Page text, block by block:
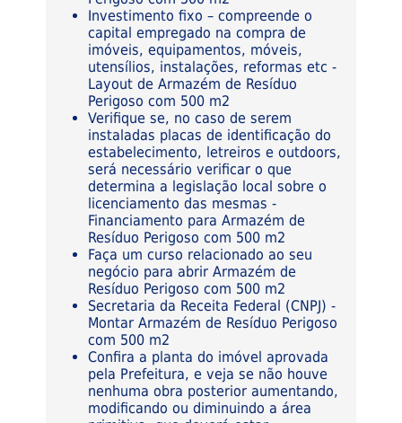
Investimento fixo – compreende o
capital empregado na compra de
imóveis, equipamentos, móveis,
utensílios, instalações, reformas etc -
Layout de Armazém de Resíduo
Perigoso com 500 m2
Verifique se, no caso de serem
instaladas placas de identificação do
estabelecimento, letreiros e outdoors,
será necessário verificar o que
determina a legislação local sobre o
licenciamento das mesmas -
Financiamento para Armazém de
Resíduo Perigoso com 500 m2
Faça um curso relacionado ao seu
negócio para abrir Armazém de
Resíduo Perigoso com 500 m2
Secretaria da Receita Federal (CNPJ) -
Montar Armazém de Resíduo Perigoso
com 500 m2
Confira a planta do imóvel aprovada
pela Prefeitura, e veja se não houve
nenhuma obra posterior aumentando,
modificando ou diminuindo a área